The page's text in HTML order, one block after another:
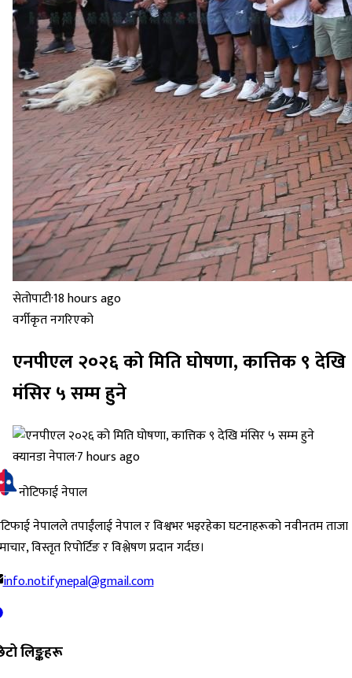
सेतोपाटी·18 hours ago
वर्गीकृत नगरिएको
एनपीएल २०२६ को मिति घोषणा, कात्तिक ९ देखि
मंसिर ५ सम्म हुने
क्यानडा नेपाल·7 hours ago
नोटिफाई नेपाल
नेपालले तपाईंलाई नेपाल र विश्वभर भइरहेका घटनाहरूको नवीनतम ताजा
विस्तृत रिपोर्टिङ र विश्लेषण प्रदान गर्दछ।
info.notifynepal@gmail.com
लिङ्कहरू